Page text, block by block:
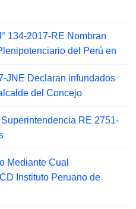
134-2017-RE Nombran
del Perú en
JNE Declaran infundados
del Concejo
RE 2751-
Mediante Cual
Instituto Peruano de